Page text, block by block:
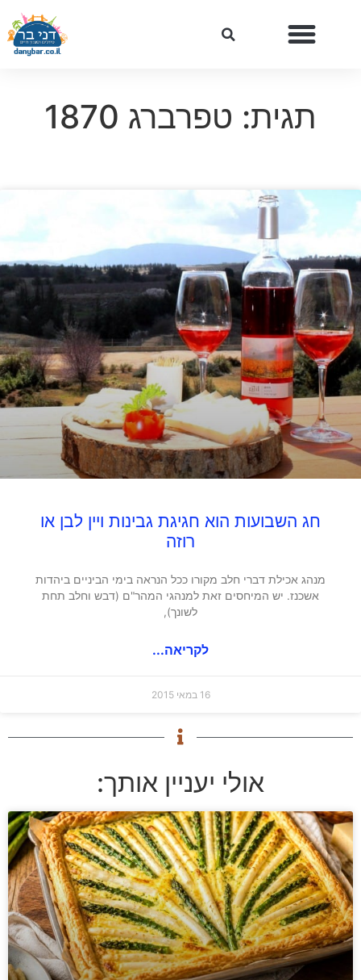
תגית: טפרברג 1870
חג השבועות הוא חגיגת גבינות ויין לבן או
רוזה
מנהג אכילת דברי חלב מקורו ככל הנראה בימי הביניים ביהדות
אשכנז. יש המיחסים זאת למנהגי המהר"ם (דבש וחלב תחת
לשונך),
לקריאה...
16 במאי 2015
אולי יעניין אותך: